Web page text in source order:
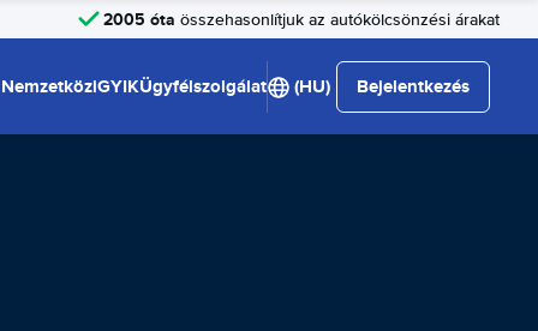
2005 óta összehasonlítjuk az autókölcsönzési árakat
NemzetköziGYIKÜgyfélszolgálat (HU) Bejelentkezés